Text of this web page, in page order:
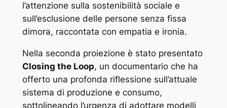
l’attenzione sulla sostenibilità sociale e
sull’esclusione delle persone senza fissa
dimora, raccontata con empatia e ironia.
Nella seconda proiezione è stato presentato
Closing the Loop, un documentario che ha
offerto una profonda riflessione sull’attuale
sistema di produzione e consumo,
sottolineando l’urgenza di adottare modelli